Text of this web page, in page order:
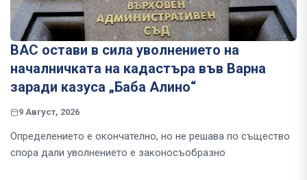
ВАС остави в сила уволнението на
началничката на кадастъра във Варна
заради казуса „Баба Алино“
9 Август, 2026
Определението е окончателно, но не решава по същество
спора дали уволнението е законосъобразно